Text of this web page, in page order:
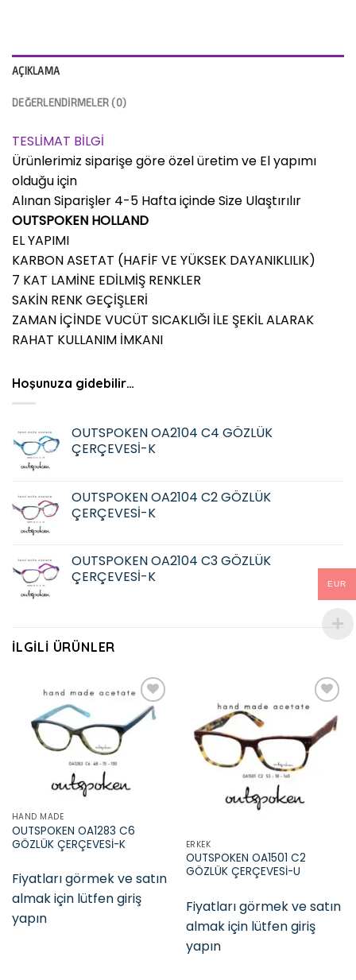
AÇIKLAMA
DEĞERLENDIRMELER (0)
TESLİMAT BİLGİ
Ürünlerimiz siparişe göre özel üretim ve El yapımı
olduğu için
Alınan Siparişler 4-5 Hafta içinde Size Ulaştırılır
OUTSPOKEN HOLLAND
EL YAPIMI
KARBON ASETAT (HAFİF VE YÜKSEK DAYANIKLILIK)
7 KAT LAMİNE EDİLMİŞ RENKLER
SAKİN RENK GEÇİŞLERİ
ZAMAN İÇİNDE VUCÜT SICAKLIĞI İLE ŞEKİL ALARAK
RAHAT KULLANIM İMKANI
Hoşunuza gidebilir…
OUTSPOKEN OA2104 C4 GÖZLÜK
ÇERÇEVESİ-K
OUTSPOKEN OA2104 C2 GÖZLÜK
ÇERÇEVESİ-K
OUTSPOKEN OA2104 C3 GÖZLÜK
ÇERÇEVESİ-K
İLGILI ÜRÜNLER
HAND MADE
OUTSPOKEN OA1283 C6
GÖZLÜK ÇERÇEVESİ-K
Fiyatları görmek ve satın
almak için lütfen giriş
yapın
Add to
wishlist
ERKEK
OUTSPOKEN OA1501 C2
GÖZLÜK ÇERÇEVESİ-U
Fiyatları görmek ve satın
almak için lütfen giriş
yapın
EUR